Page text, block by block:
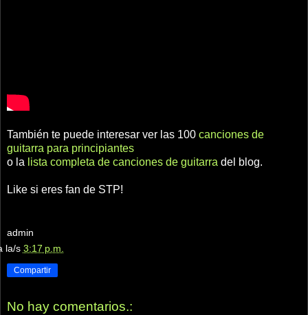
También te puede interesar ver las 100 canciones de
guitarra para principiantes
o la lista completa de canciones de guitarra del blog.
Like si eres fan de STP!
admin
la/s 3:17 p.m.
Compartir
No hay comentarios.: